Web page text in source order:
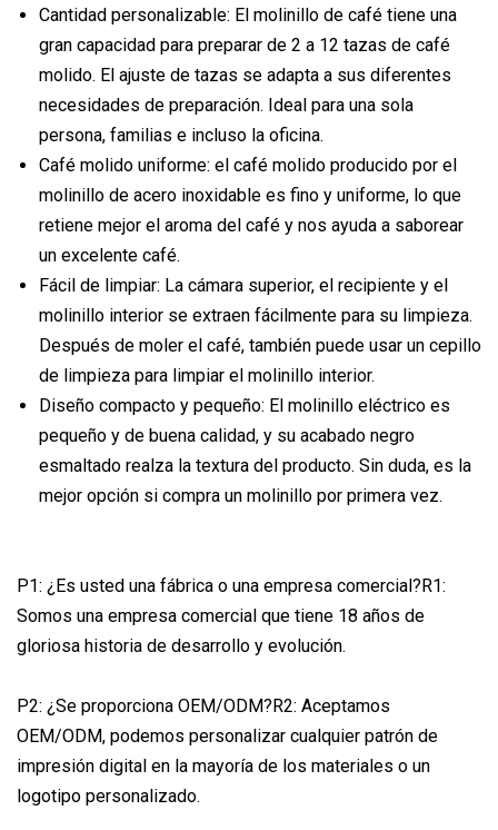
Cantidad personalizable: El molinillo de café tiene una
gran capacidad para preparar de 2 a 12 tazas de café
molido. El ajuste de tazas se adapta a sus diferentes
necesidades de preparación. Ideal para una sola
persona, familias e incluso la oficina.
Café molido uniforme: el café molido producido por el
molinillo de acero inoxidable es fino y uniforme, lo que
retiene mejor el aroma del café y nos ayuda a saborear
un excelente café.
Fácil de limpiar: La cámara superior, el recipiente y el
molinillo interior se extraen fácilmente para su limpieza.
Después de moler el café, también puede usar un cepillo
de limpieza para limpiar el molinillo interior.
Diseño compacto y pequeño: El molinillo eléctrico es
pequeño y de buena calidad, y su acabado negro
esmaltado realza la textura del producto. Sin duda, es la
mejor opción si compra un molinillo por primera vez.
P1: ¿Es usted una fábrica o una empresa comercial?R1:
Somos una empresa comercial que tiene 18 años de
gloriosa historia de desarrollo y evolución.
P2: ¿Se proporciona OEM/ODM?R2: Aceptamos
OEM/ODM, podemos personalizar cualquier patrón de
impresión digital en la mayoría de los materiales o un
logotipo personalizado.